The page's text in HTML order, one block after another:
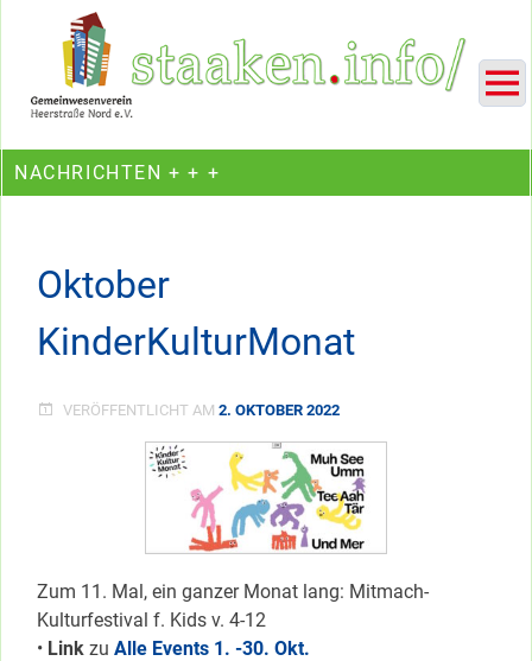
Ein Projekt des Gemeinwesenvereins Heerstraße Nord
NACHRICHTEN + + +
Oktober
KinderKulturMonat
VERÖFFENTLICHT AM 2. OKTOBER 2022
Zum 11. Mal, ein ganzer Monat lang: Mitmach-
Kulturfestival f. Kids v. 4-12
• Link zu Alle Events 1. -30. Okt.